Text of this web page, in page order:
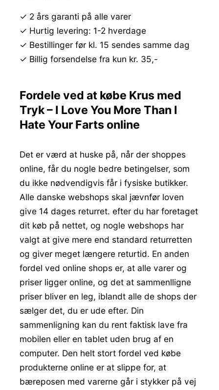
✓ 2 års garanti på alle varer
✓ Hurtig levering: 1-2 hverdage
✓ Bestillinger før kl. 15 sendes samme dag
✓ Billig forsendelse fra kun kr. 35,-
Fordele ved at købe Krus med
Tryk – I Love You More Than I
Hate Your Farts online
Det er værd at huske på, når der shoppes
online, får du nogle bedre betingelser, som
du ikke nødvendigvis får i fysiske butikker.
Alle danske webshops skal jævnfør loven
give 14 dages returret. efter du har foretaget
dit køb på nettet, og nogle webshops har
valgt at give mere end standard returretten
og giver meget længere returtid. En anden
fordel ved online shops er, at alle varer og
priser ligger online, og det at sammenlligne
priser bliver en leg, iblandt alle de shops der
sælger det, du er ude efter. Din
sammenligning kan du rent faktisk lave fra
mobilen eller en tablet uden brug af en
computer. Den helt stort fordel ved købe
produkterne online er at slippe for, at
bæreposen med varerne går i stykker på vej